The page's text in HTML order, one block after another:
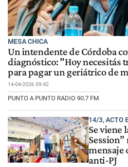
MESA CHICA
Un intendente de Córdoba
diagnóstico: "Hoy necesitás
para pagar un geriátrico de
14-04-2026 09:42
PUNTO A PUNTO RADIO 90.7 FM
14/3, ACTO
Se viene
Session”
mensaje
anti-PJ